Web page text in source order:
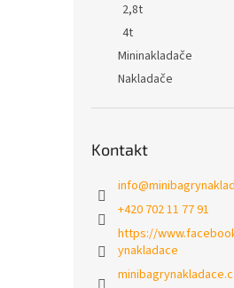
2,8t
4t
Mininakladače
Nakladače
Kontakt
info@
+420 702 11 77 91
https://
ynakladace